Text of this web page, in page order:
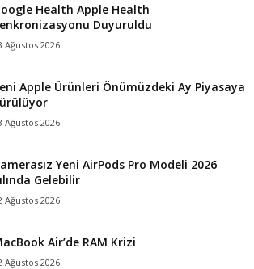
Health Apple Health
Duyuruldu
Ağustos 2026
Apple Ürünleri Önümüzdeki Ay Piyasaya
Ağustos 2026
Yeni AirPods Pro Modeli 2026
Gelebilir
Ağustos 2026
Air’de RAM Krizi
Ağustos 2026